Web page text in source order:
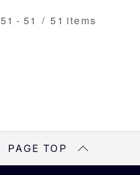
51 - 51 / 51 items
PAGE TOP